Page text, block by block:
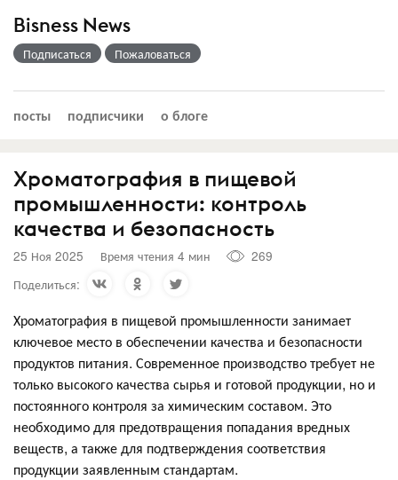
Bisness News
Подписаться Пожаловаться
посты подписчики о блоге
Хроматография в пищевой
промышленности: контроль
качества и безопасность
25 Ноя 2025 Время чтения 4 мин
269
Поделиться:
Хроматография в пищевой промышленности занимает
ключевое место в обеспечении качества и безопасности
продуктов питания. Современное производство требует не
только высокого качества сырья и готовой продукции, но и
постоянного контроля за химическим составом. Это
необходимо для предотвращения попадания вредных
веществ, а также для подтверждения соответствия
продукции заявленным стандартам.